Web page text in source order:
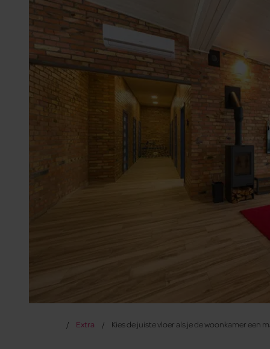
Extra Kies de juiste vloer als je de woonkamer een